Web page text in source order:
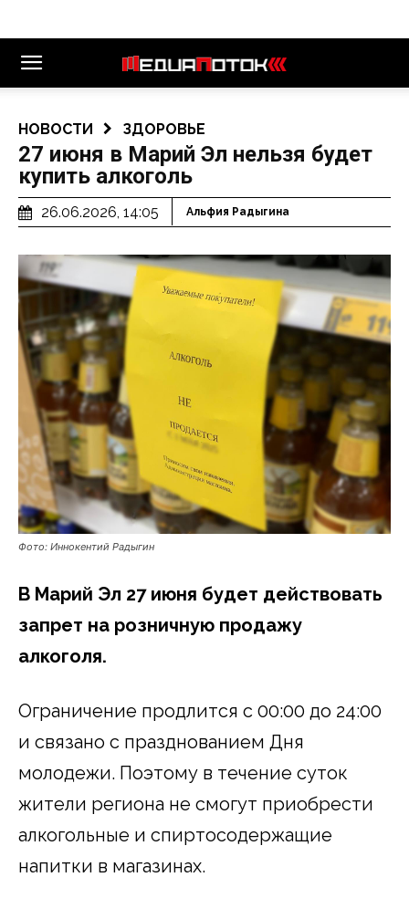
НОВОСТИ ЗДОРОВЬЕ
27 июня в Марий Эл нельзя будет
купить алкоголь
26.06.2026, 14:05 Альфия Радыгина
Фото: Иннокентий Радыгин
В Марий Эл 27 июня будет действовать
запрет на розничную продажу
алкоголя.
Ограничение продлится с 00:00 до 24:00
и связано с празднованием Дня
молодежи. Поэтому в течение суток
жители региона не смогут приобрести
алкогольные и спиртосодержащие
напитки в магазинах.